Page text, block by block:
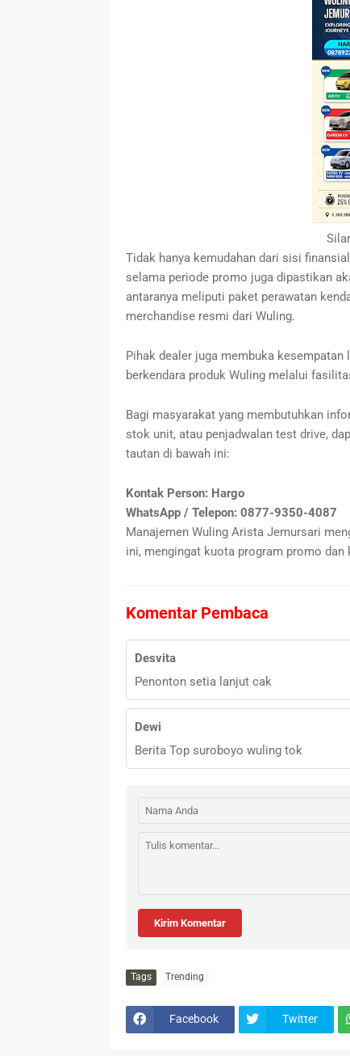
Tidak hanya kemudahan dari sisi
selama periode promo juga dipastikan
antaranya meliputi paket perawatan
merchandise resmi dari Wuling.
Pihak dealer juga membuka
berkendara produk Wuling melalui
Bagi masyarakat yang membutuhkan
stok unit, atau penjadwalan test drive,
tautan di bawah ini:
Kontak Person: Hargo
WhatsApp / Telepon: 0877-9350-4087
Manajemen Wuling Arista Jemursari
ini, mengingat kuota program promo dan
Komentar Pembaca
Desvita
Penonton setia lanjut cak
Dewi
Berita Top suroboyo wuling tok
Kirim Komentar
Tags Trending
Facebook Twitter